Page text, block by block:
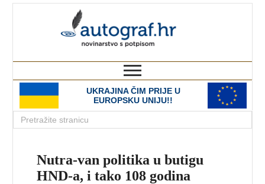
UKRAJINA ČIM PRIJE U
EUROPSKU UNIJU!!
Nutra-van politika u butigu
HND-a, i tako 108 godina